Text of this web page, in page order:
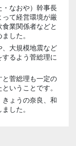
・なおや）幹事長
って経営環境が厳
業関係者などと
した。
、大規模地震など
るよう菅総理に
菅総理も一定の
いうことです。
ょうの奈良、和
した。